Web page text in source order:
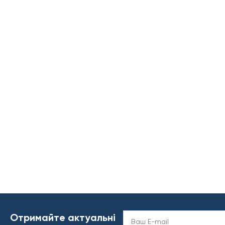
Отримайте актуальні